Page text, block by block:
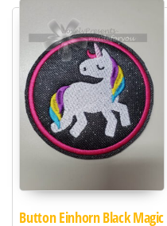
Button Einhorn Black Magic